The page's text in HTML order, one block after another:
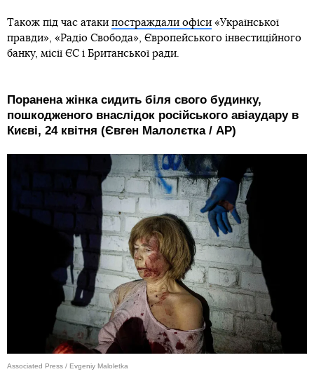
Також під час атаки постраждали офіси «Української
правди», «Радіо Свобода», Європейського інвестиційного
банку, місії ЄС і Британської ради.
Поранена жінка сидить біля свого будинку,
пошкодженого внаслідок російського авіаудару в
Києві, 24 квітня (Євген Малолєтка / AP)
Associated Press / Evgeniy Maloletka